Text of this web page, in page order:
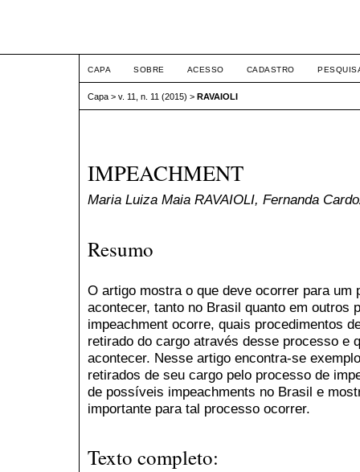
CAPA SOBRE ACESSO CADASTRO
Capa > v. 11, n. 11 (2015) > RAVAIOLI
IMPEACHMENT
Maria Luiza Maia RAVAIOLI, Fernanda
Resumo
O artigo mostra o que deve ocorrer para um
acontecer, tanto no Brasil quanto em outros
impeachment ocorre, quais procedimentos
retirado do cargo através desse processo e
acontecer. Nesse artigo encontra-se
retirados de seu cargo pelo processo de
de possíveis impeachments no Brasil e
importante para tal processo ocorrer.
Texto completo: